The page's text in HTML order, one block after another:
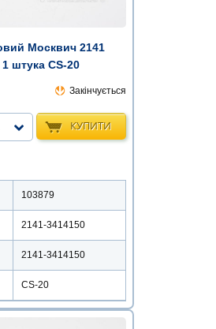
Москвич 2141
штука CS-20
Закінчується
КУПИТИ
103879
2141-3414150
2141-3414150
CS-20